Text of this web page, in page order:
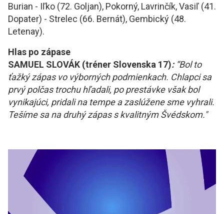
Burian - Iľko (72. Goljan), Pokorný, Lavrinčík, Vasiľ (41.
Dopater) - Strelec (66. Bernát), Gembický (48.
Letenay).
Hlas po zápase
SAMUEL SLOVÁK (tréner Slovenska 17):“Bol to
ťažký zápas vo výborných podmienkach. Chlapci sa
prvý polčas trochu hľadali, po prestávke však bol
vynikajúci, pridali na tempe a zaslúžene sme vyhrali.
Tešíme sa na druhý zápas s kvalitným Švédskom."